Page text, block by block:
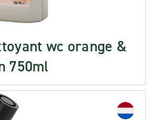
wc orange &
750ml